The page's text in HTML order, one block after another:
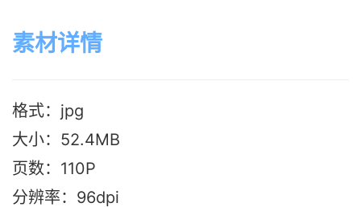
素材详情
格式：jpg
大小：52.4MB
页数：110P
分辨率：96dpi